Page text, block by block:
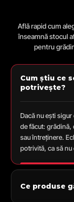
Află rapid cum
înseamnă stocul
pentru
Cum știu ce
potrivește?
Dacă nu ești
de făcut: grădină,
sau întreținere.
potrivită, ca să nu
Ce produse